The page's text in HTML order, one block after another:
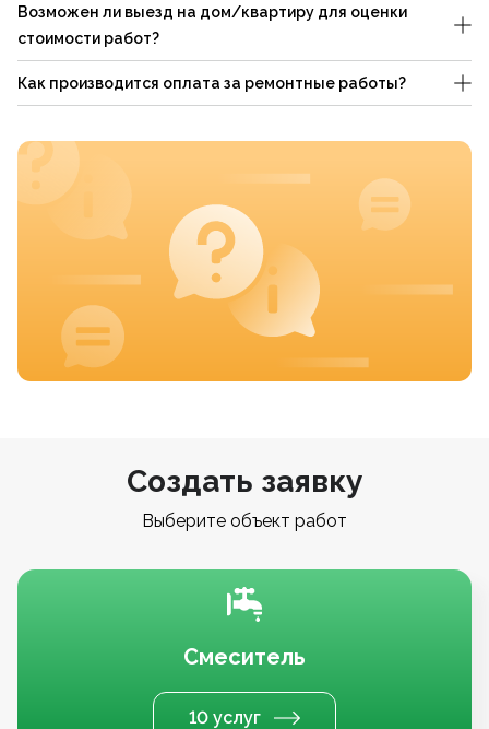
Возможен ли выезд на дом/квартиру для оценки
стоимости работ?
Как производится оплата за ремонтные работы?
Создать заявку
Выберите объект работ
Смеситель
10 услуг